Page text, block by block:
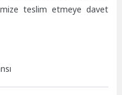
teslim etmeye davet